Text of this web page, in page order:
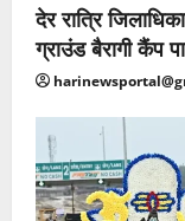
देर रात्रि
ग्राउंड बैरागी कैंप